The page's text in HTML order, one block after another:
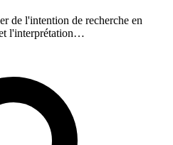
de l'intention de recherche en
l'interprétation…